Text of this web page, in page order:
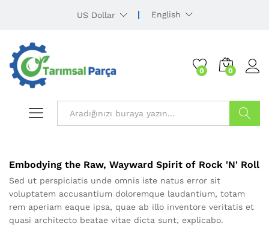
US Dollar English
0 0
Embodying the Raw, Wayward Spirit of Rock 'N' Roll
Sed ut perspiciatis unde omnis iste natus error sit
voluptatem accusantium doloremque laudantium, totam
rem aperiam eaque ipsa, quae ab illo inventore veritatis et
quasi architecto beatae vitae dicta sunt, explicabo.